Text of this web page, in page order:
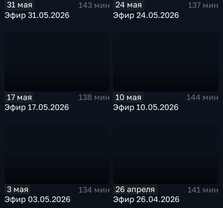
31 мая
143 мин
Эфир 31.05.2026
24 мая
137 мин
Эфир 24.05.2026
17 мая
138 мин
Эфир 17.05.2026
10 мая
144 мин
Эфир 10.05.2026
3 мая
134 мин
Эфир 03.05.2026
26 апреля
141 мин
Эфир 26.04.2026